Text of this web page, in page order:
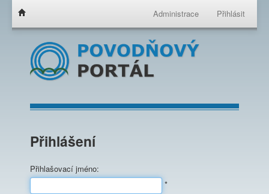
Administrace Přihlásit
Přihlášení
Přihlašovací jméno:
*